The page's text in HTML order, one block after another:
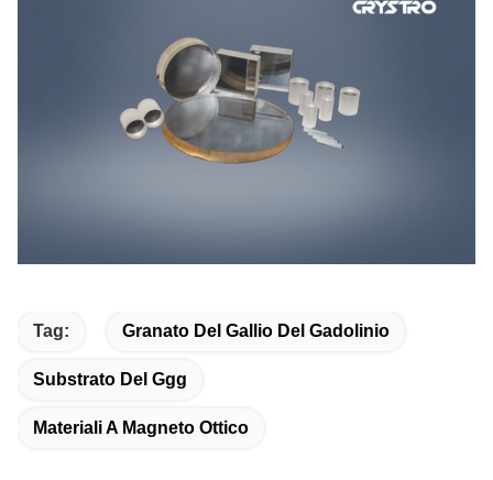
Tag: Granato Del Gallio Del Gadolinio
Substrato Del Ggg
Materiali A Magneto Ottico